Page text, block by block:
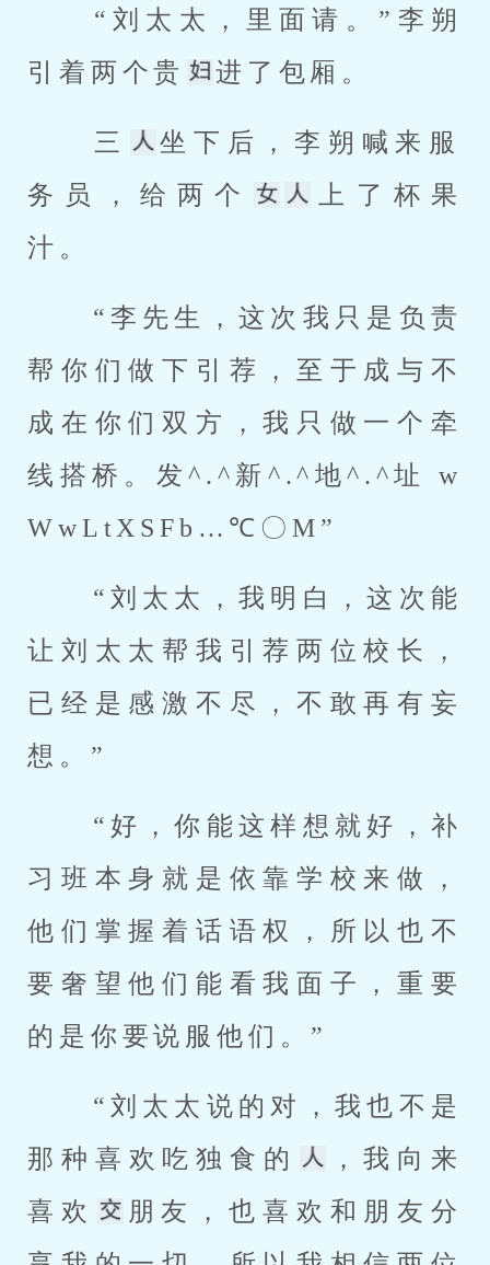
引着两个贵
进了包厢。
三
坐下后，李朔喊来服
务员，给两个
上了杯果
汁。
帮你们做下引荐，至于成与不
成在你们双方，我只做一个牵
线搭桥。发^.^新^.^地^.^址 w
WwLtXSFb…℃〇M”
让刘太太帮我引荐两位校长，
已经是感激不尽，不敢再有妄
想。”
习班本身就是依靠学校来做，
他们掌握着话语权，所以也不
要奢望他们能看我面子，重要
的是你要说服他们。”
那种喜欢吃独食的
，我向来
喜欢
朋友，也喜欢和朋友分